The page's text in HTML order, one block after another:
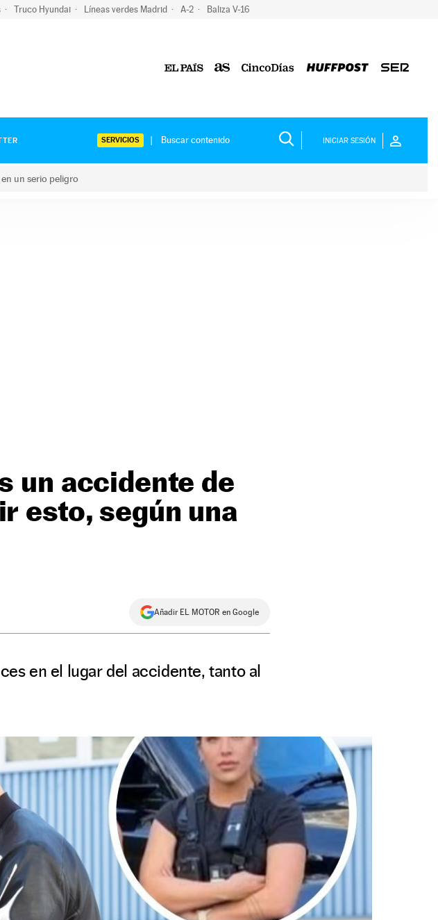
Truco Hyundai Líneas verdes Madrid A-2 Baliza V-16
SERVICIOS INICIAR SESIÓN
un serio peligro
un accidente de
esto, según una
Añadir EL MOTOR en Google
en el lugar del accidente, tanto al